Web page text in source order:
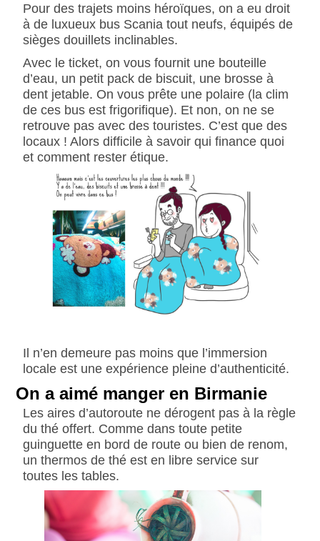
Pour des trajets moins héroïques, on a eu droit
à de luxueux bus Scania tout neufs, équipés de
sièges douillets inclinables.
Avec le ticket, on vous fournit une bouteille
d’eau, un petit pack de biscuit, une brosse à
dent jetable. On vous prête une polaire (la clim
de ces bus est frigorifique). Et non, on ne se
retrouve pas avec des touristes. C’est que des
locaux ! Alors difficile à savoir qui finance quoi
et comment rester étique.
Il n’en demeure pas moins que l’immersion
locale est une expérience pleine d’authenticité.
On a aimé manger en Birmanie
Les aires d’autoroute ne dérogent pas à la règle
du thé offert. Comme dans toute petite
guinguette en bord de route ou bien de renom,
un thermos de thé est en libre service sur
toutes les tables.